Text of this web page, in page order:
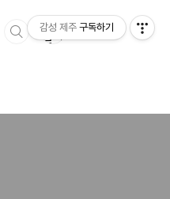
감성 제주 구독하기